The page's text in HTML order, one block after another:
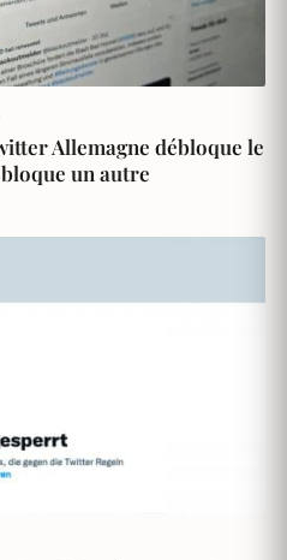
Allemagne débloque le
un autre